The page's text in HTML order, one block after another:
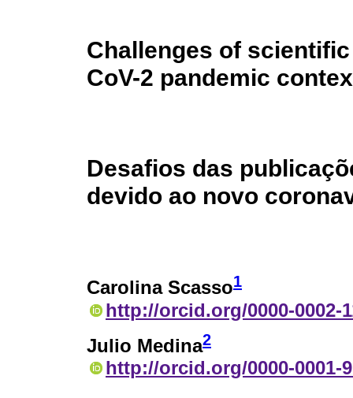
Challenges of
CoV-2 pandemic
Desafios das
devido ao novo
Carolina Scasso1
http://orcid.org/0000-0002-
Julio Medina2
http://orcid.org/0000-0001-